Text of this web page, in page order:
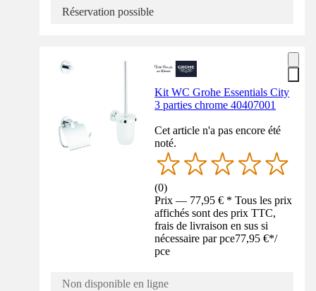
Réservation possible
Kit WC Grohe Essentials City
3 parties chrome 40407001
Cet article n'a pas encore été
noté.
(0)
Prix — 77,95 € * Tous les prix
affichés sont des prix TTC,
frais de livraison en sus si
nécessaire par pce77,95 €*/
pce
Non disponible en ligne